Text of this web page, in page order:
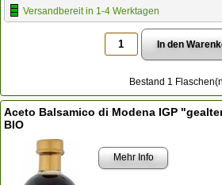
Versandbereit in 1-4 Werktagen
Bestand 1
Aceto Balsamico di Modena IGP
BIO
Mehr Info